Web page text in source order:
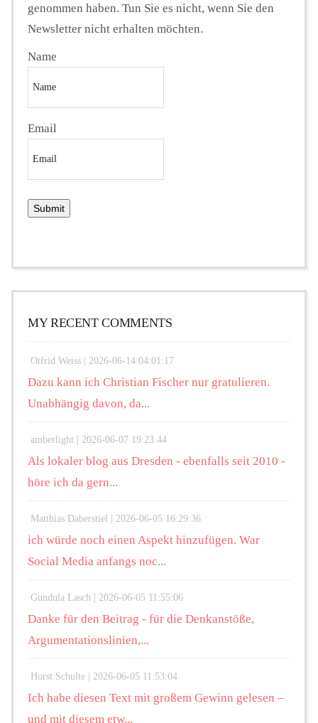
genommen haben. Tun Sie es nicht, wenn Sie den
Newsletter nicht erhalten möchten.
Name
Email
MY RECENT COMMENTS
Otfrid Weiss | 2026-06-14 04:01:17
Dazu kann ich Christian Fischer nur gratulieren.
Unabhängig davon, da...
amberlight | 2026-06-07 19:23:44
Als lokaler blog aus Dresden - ebenfalls seit 2010 -
höre ich da gern...
Matthias Daberstiel | 2026-06-05 16:29:36
ich würde noch einen Aspekt hinzufügen. War
Social Media anfangs noc...
Gundula Lasch | 2026-06-05 11:55:06
Danke für den Beitrag - für die Denkanstöße,
Argumentationslinien,...
Horst Schulte | 2026-06-05 11:53:04
Ich habe diesen Text mit großem Gewinn gelesen –
und mit diesem etw...